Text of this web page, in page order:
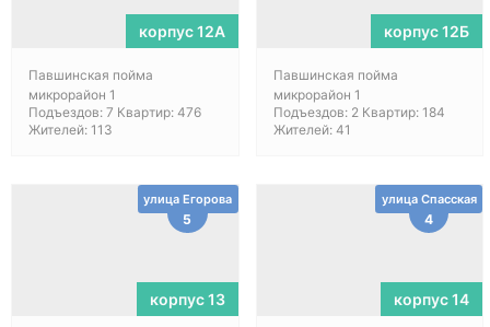
корпус 12А
Павшинская пойма
микрорайон 1
Подъездов: 7 Квартир: 476
Жителей: 113
корпус 12Б
Павшинская пойма
микрорайон 1
Подъездов: 2 Квартир: 184
Жителей: 41
улица Егорова
5
корпус 13
улица Спасская
4
корпус 14